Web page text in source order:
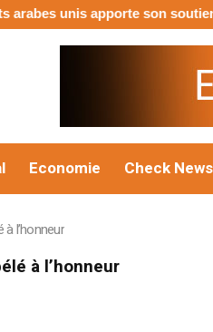
soutien aux personnes
Economie Check News
l’honneur
à l’honneur